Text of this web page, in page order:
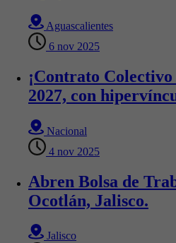
Aguascalientes
6 nov 2025
¡Contrato
2027, con
Nacional
4 nov 2025
Abren Bolsa de
Ocotlán, Jalisco.
Jalisco